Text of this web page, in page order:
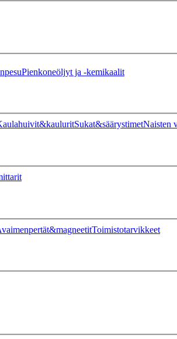
Pienkoneöljyt ja -kemikaalit
Sukat&säärystimetNaisten
Toimistotarvikkeet